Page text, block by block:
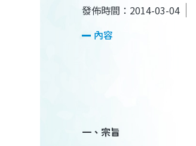
發佈時間：2014-03-04
內容
一、宗旨